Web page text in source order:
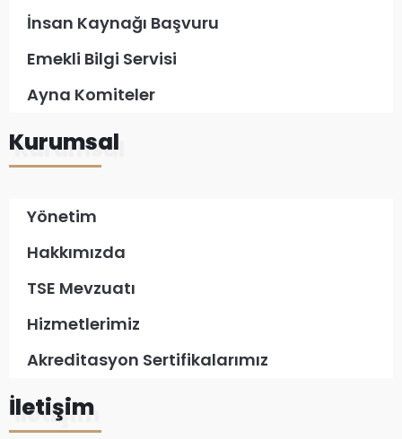
İnsan Kaynağı Başvuru
Emekli Bilgi Servisi
Ayna Komiteler
Kurumsal
Yönetim
Hakkımızda
TSE Mevzuatı
Hizmetlerimiz
Akreditasyon Sertifikalarımız
İletişim